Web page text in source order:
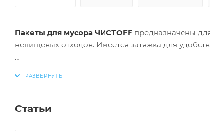
Пакеты для мусора ЧИСТОFF предназначены
непищевых отходов. Имеется затяжка для
Статьи